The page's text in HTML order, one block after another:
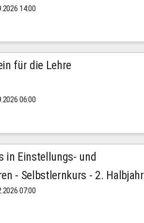
14:00
für die Lehre
06:00
in Einstellungs- und
- Selbstlernkurs - 2. Halbjahr
07:00